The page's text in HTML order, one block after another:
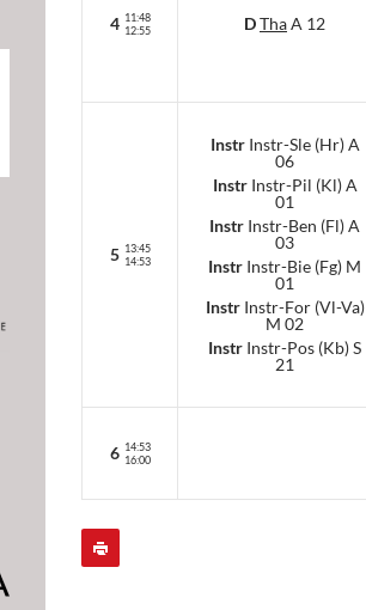
4 11:48
12:55
DThaA 12
5 13:45
14:53
InstrInstr-Sle (Hr) A
06
InstrInstr-Pil (Kl) A
01
Instr Instr-Ben (Fl) A
03
Instr Instr-Bie (Fg) M
01
InstrInstr-For (Vl-Va)
M 02
Instr Instr-Pos (Kb) S
21
6 14:53
16:00